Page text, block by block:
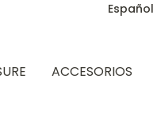
ACCESORIOS
Español